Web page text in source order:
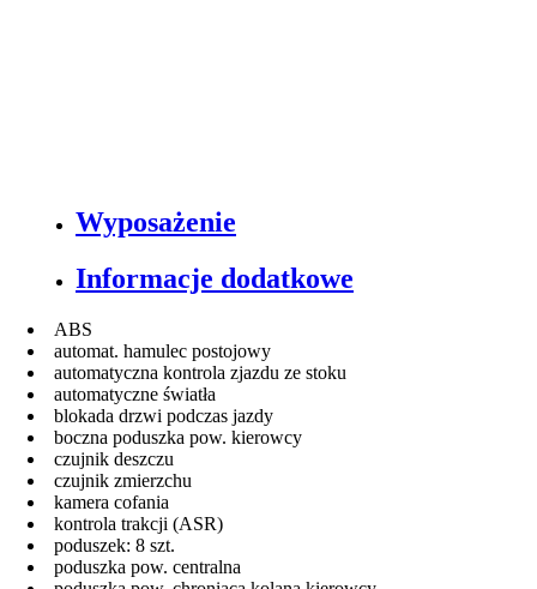
Wyposażenie
Informacje dodatkowe
ABS
automat. hamulec postojowy
automatyczna kontrola zjazdu ze stoku
automatyczne światła
blokada drzwi podczas jazdy
boczna poduszka pow. kierowcy
czujnik deszczu
czujnik zmierzchu
kamera cofania
kontrola trakcji (ASR)
poduszek: 8 szt.
poduszka pow. centralna